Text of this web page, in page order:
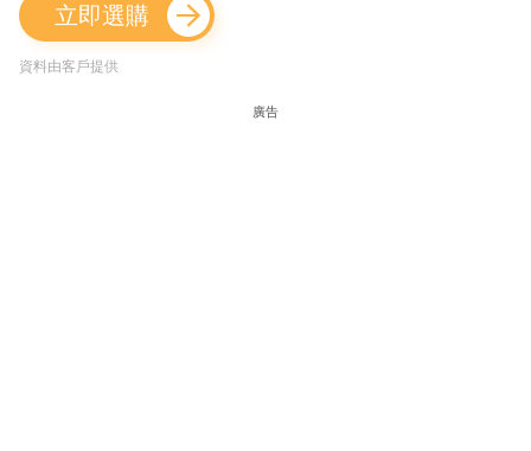
立即選購
資料由客戶提供
廣告